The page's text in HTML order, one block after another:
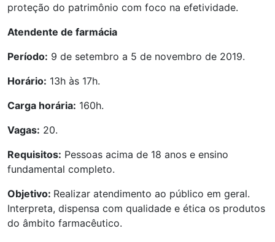
proteção do patrimônio com foco na efetividade.
Atendente de farmácia
Período: 9 de setembro a 5 de novembro de 2019.
Horário: 13h às 17h.
Carga horária: 160h.
Vagas: 20.
Requisitos: Pessoas acima de 18 anos e ensino
fundamental completo.
Objetivo: Realizar atendimento ao público em geral.
Interpreta, dispensa com qualidade e ética os produtos
do âmbito farmacêutico.